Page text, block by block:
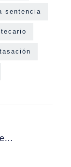
sentencia
tasación